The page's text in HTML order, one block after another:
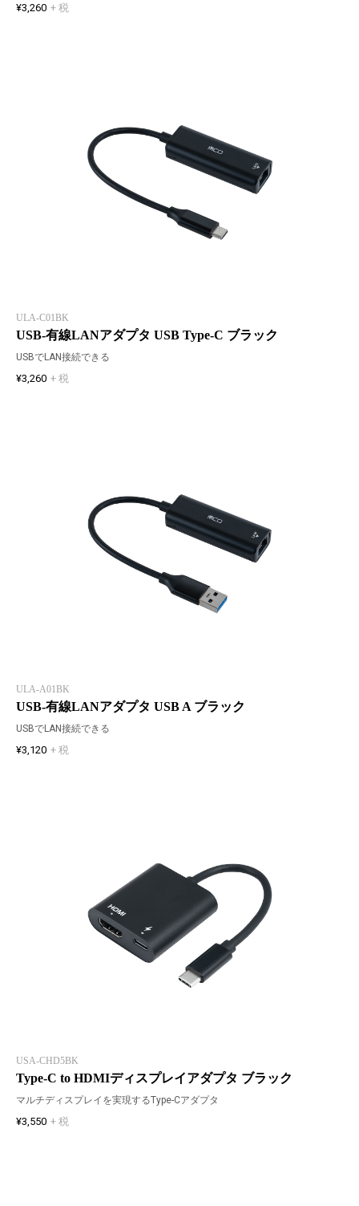
¥3,260 + 税
ULA-C01BK
USB-有線LANアダプタ USB Type-C ブラック
USBでLAN接続できる
¥3,260 + 税
ULA-A01BK
USB-有線LANアダプタ USB A ブラック
USBでLAN接続できる
¥3,120 + 税
USA-CHD5BK
Type-C to HDMIディスプレイアダプタ ブラック
マルチディスプレイを実現するType-Cアダプタ
¥3,550 + 税